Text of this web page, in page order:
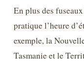
En plus des
pratique l’heure
exemple, la
Tasmanie et le